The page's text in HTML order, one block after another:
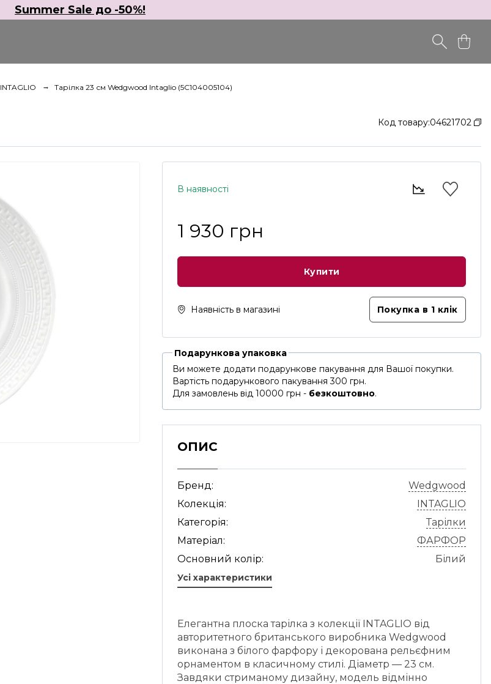
Summer Sale до -50%!
INTAGLIO Тарілка 23 см Wedgwood Intaglio (5C104005104)
Код товару:04621702
В наявності
1 930 грн
Купити
Наявність в магазині Покупка в 1 клік
Подарункова упаковка
Ви можете додати подарункове пакування для Вашої покупки.
Вартість подарункового пакування 300 грн.
Для замовлень від 10000 грн - безкоштовно.
ОПИС
Бренд:
Wedgwood
Колекція:
INTAGLIO
Категорія:
Тарілки
Матеріал:
ФАРФОР
Основний колір:
Білий
Усі характеристики
Елегантна плоска тарілка з колекції INTAGLIO від
авторитетного британського виробника Wedgwood
виконана з білого фарфору і декорована рельєфним
орнаментом в класичному стилі. Діаметр — 23 см.
Завдяки стриманому дизайну, модель відмінно